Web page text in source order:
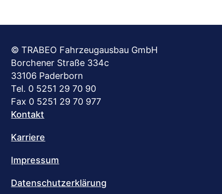
© TRABEO Fahrzeugausbau GmbH
Borchener Straße 334c
33106 Paderborn
Tel. 0 5251 29 70 90
Fax 0 5251 29 70 977
Kontakt
Karriere
Impressum
Datenschutzerklärung